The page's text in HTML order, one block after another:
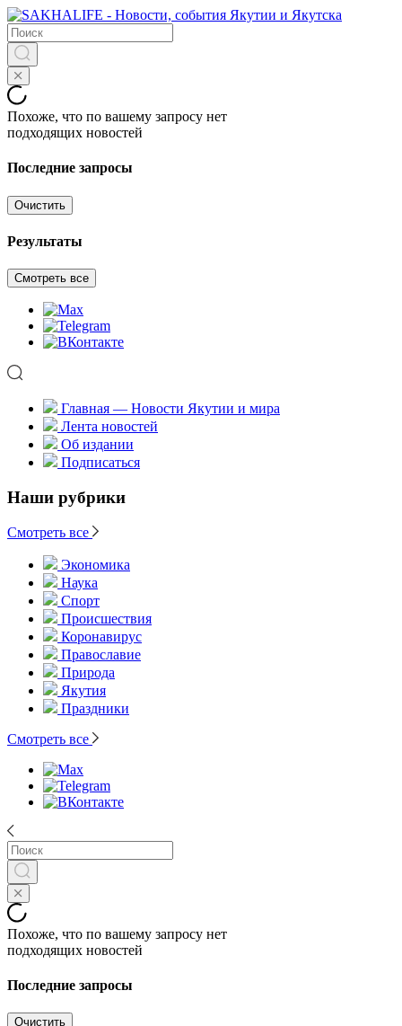
Похоже, что по вашему запросу нет
подходящих новостей
Последние запросы
Очистить
Результаты
Смотреть все
Главная — Новости Якутии и мира
Лента новостей
Об издании
Подписаться
Наши рубрики
Смотреть все
Экономика
Наука
Спорт
Происшествия
Коронавирус
Православие
Природа
Якутия
Праздники
Смотреть все
Похоже, что по вашему запросу нет
подходящих новостей
Последние запросы
Очистить